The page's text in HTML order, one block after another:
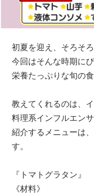
初夏を迎え、そろそ
今回はそんな時期にぴ
栄養たっぷりな旬の
教えてくれるのは、
料理系インフルエン
紹介するメニューは
す。
『トマトグラタン』
《材料》